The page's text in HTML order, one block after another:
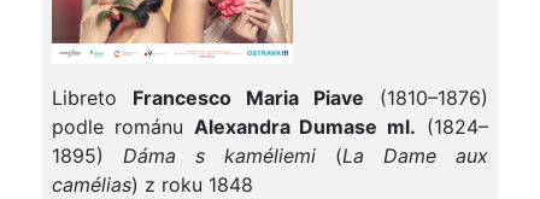
Libreto Francesco Maria Piave (1810–1876)
podle románu Alexandra Dumase ml. (1824–
1895) Dáma s kaméliemi (La Dame aux
camélias) z roku 1848